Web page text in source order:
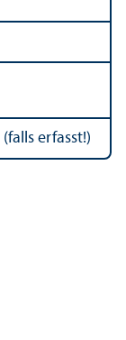
(falls erfasst!)